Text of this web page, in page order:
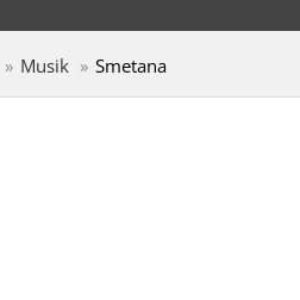
Musik Smetana